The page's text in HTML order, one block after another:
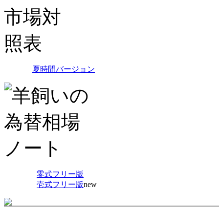
夏時間バージョン
零式フリー版
壱式フリー版new